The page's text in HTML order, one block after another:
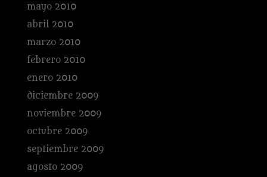
mayo 2010
abril 2010
marzo 2010
febrero 2010
enero 2010
diciembre 2009
noviembre 2009
octubre 2009
septiembre 2009
agosto 2009